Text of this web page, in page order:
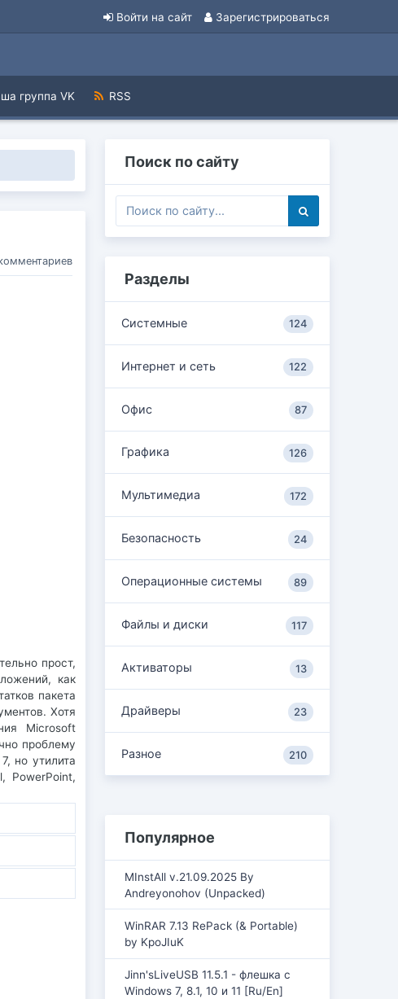
Войти на сайт Зарегистрироваться
группа VK RSS
прост,
как
пакета
Хотя
Microsoft
проблему
но утилита
PowerPoint,
Поиск по сайту
Разделы
Системные 124
Интернет и сеть 122
Офис 87
Графика 126
Мультимедиа 172
Безопасность 24
Операционные системы 89
Файлы и диски 117
Активаторы 13
Драйверы 23
Разное 210
Популярное
MInstAll v.21.09.2025 By
Andreyonohov (Unpacked)
WinRAR 7.13 RePack (& Portable)
by KpoJIuK
Jinn'sLiveUSB 11.5.1 - флешка с
Windows 7, 8.1, 10 и 11 [Ru/En]